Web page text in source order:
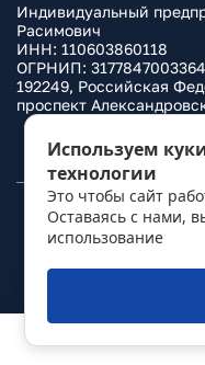
Индивидуальный
Расимович
ИНН: 110603860118
ОГРНИП:
192249, Российская
проспект
Политика
©
Используем
технологии
Это чтобы сайт
Оставаясь с нами,
использование